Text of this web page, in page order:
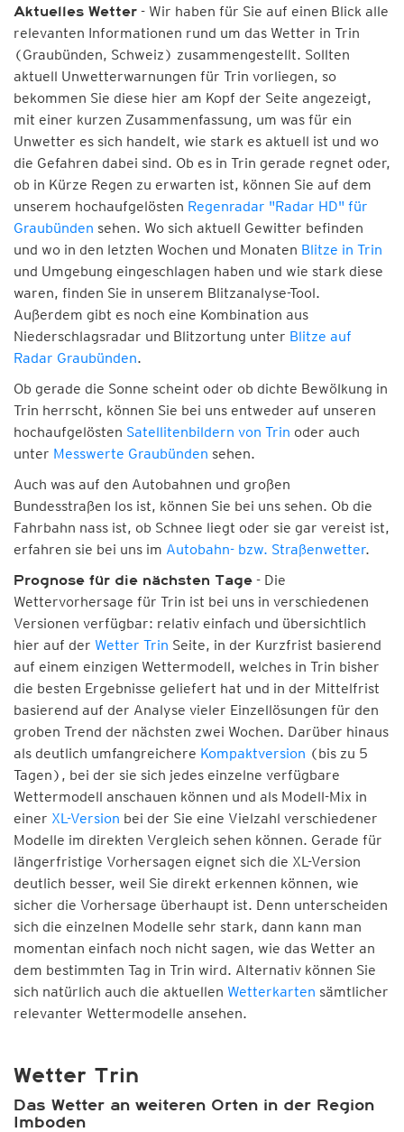
Aktuelles Wetter - Wir haben für Sie auf einen Blick alle
relevanten Informationen rund um das Wetter in Trin
(Graubünden, Schweiz) zusammengestellt. Sollten
aktuell Unwetterwarnungen für Trin vorliegen, so
bekommen Sie diese hier am Kopf der Seite angezeigt,
mit einer kurzen Zusammenfassung, um was für ein
Unwetter es sich handelt, wie stark es aktuell ist und wo
die Gefahren dabei sind. Ob es in Trin gerade regnet oder,
ob in Kürze Regen zu erwarten ist, können Sie auf dem
unserem hochaufgelösten Regenradar "Radar HD" für
Graubünden sehen. Wo sich aktuell Gewitter befinden
und wo in den letzten Wochen und Monaten Blitze in Trin
und Umgebung eingeschlagen haben und wie stark diese
waren, finden Sie in unserem Blitzanalyse-Tool.
Außerdem gibt es noch eine Kombination aus
Niederschlagsradar und Blitzortung unter Blitze auf
Radar Graubünden.
Ob gerade die Sonne scheint oder ob dichte Bewölkung in
Trin herrscht, können Sie bei uns entweder auf unseren
hochaufgelösten Satellitenbildern von Trin oder auch
unter Messwerte Graubünden sehen.
Auch was auf den Autobahnen und großen
Bundesstraßen los ist, können Sie bei uns sehen. Ob die
Fahrbahn nass ist, ob Schnee liegt oder sie gar vereist ist,
erfahren sie bei uns im Autobahn- bzw. Straßenwetter.
Prognose für die nächsten Tage - Die
Wettervorhersage für Trin ist bei uns in verschiedenen
Versionen verfügbar: relativ einfach und übersichtlich
hier auf der Wetter Trin Seite, in der Kurzfrist basierend
auf einem einzigen Wettermodell, welches in Trin bisher
die besten Ergebnisse geliefert hat und in der Mittelfrist
basierend auf der Analyse vieler Einzellösungen für den
groben Trend der nächsten zwei Wochen. Darüber hinaus
als deutlich umfangreichere Kompaktversion (bis zu 5
Tagen), bei der sie sich jedes einzelne verfügbare
Wettermodell anschauen können und als Modell-Mix in
einer XL-Version bei der Sie eine Vielzahl verschiedener
Modelle im direkten Vergleich sehen können. Gerade für
längerfristige Vorhersagen eignet sich die XL-Version
deutlich besser, weil Sie direkt erkennen können, wie
sicher die Vorhersage überhaupt ist. Denn unterscheiden
sich die einzelnen Modelle sehr stark, dann kann man
momentan einfach noch nicht sagen, wie das Wetter an
dem bestimmten Tag in Trin wird. Alternativ können Sie
sich natürlich auch die aktuellen Wetterkarten sämtlicher
relevanter Wettermodelle ansehen.
Wetter Trin
Das Wetter an weiteren Orten in der Region
Imboden